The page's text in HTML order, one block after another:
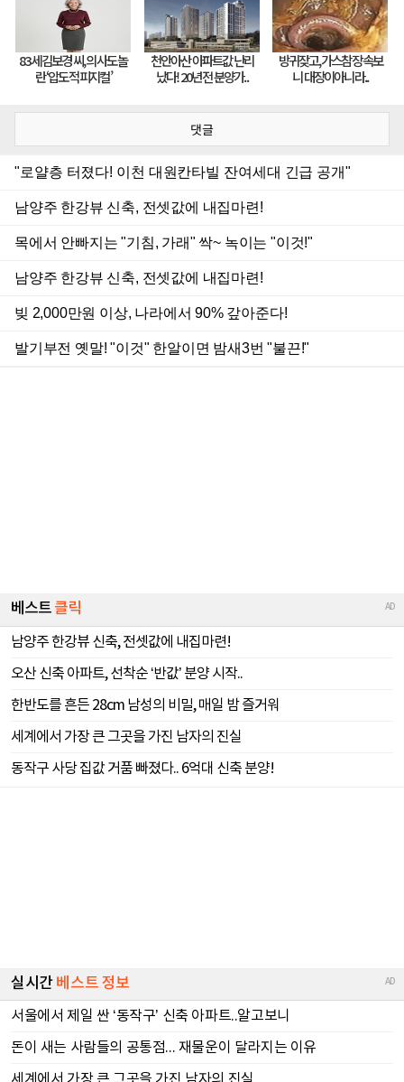
댓글